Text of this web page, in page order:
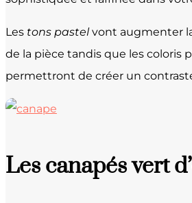
Les tons pastelvont augmenter
de la pièce tandis que les coloris
permettront de créer un
Les canapés vert